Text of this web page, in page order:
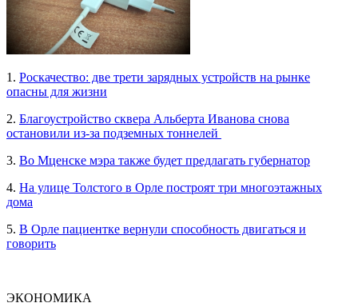
1. Роскачество: две трети зарядных устройств на рынке
опасны для жизни
2. Благоустройство сквера Альберта Иванова снова
остановили из-за подземных тоннелей
3. Во Мценске мэра также будет предлагать губернатор
4. На улице Толстого в Орле построят три многоэтажных
дома
5. В Орле пациентке вернули способность двигаться и
говорить
ЭКОНОМИКА